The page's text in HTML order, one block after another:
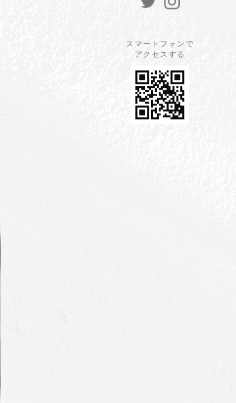
スマートフォンで
アクセスする